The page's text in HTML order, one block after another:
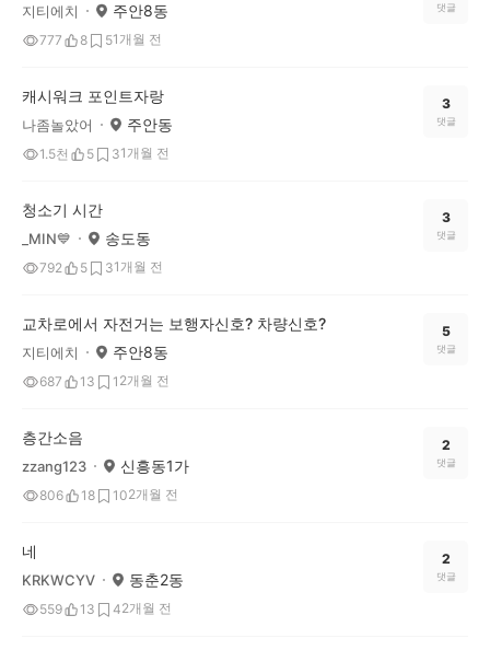
지티에치 주안8동
777 8 51개월 전
댓글
캐시워크 포인트자랑
나좀놀았어 주안동
1.5천 5 31개월 전
3
댓글
청소기 시간
_MIN💙 송도동
792 5 31개월 전
3
댓글
교차로에서 자전거는 보행자신호? 차량신호?
지티에치 주안8동
687 13 1 2개월 전
5
댓글
층간소음
zzang123 신흥동1가
806 18 102개월 전
2
댓글
네
KRKWCYV 동춘2동
559 13 42개월 전
2
댓글